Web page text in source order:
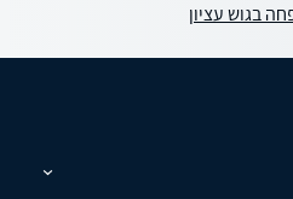
בגוש עציון